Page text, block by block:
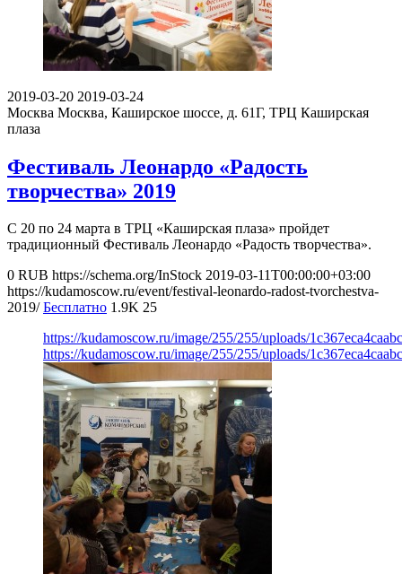
2019-03-20 2019-03-24
Москва Москва, Каширское шоссе, д. 61Г, ТРЦ Каширская
плаза
Фестиваль Леонардо «Радость
творчества» 2019
С 20 по 24 марта в ТРЦ «Каширская плаза» пройдет
традиционный Фестиваль Леонардо «Радость творчества».
0 RUB https://schema.org/InStock 2019-03-11T00:00:00+03:00
https://kudamoscow.ru/event/festival-leonardo-radost-tvorchestva-
2019/ Бесплатно 1.9K 25
https://kudamoscow.ru/image/255/255/uploads/
https://kudamoscow.ru/image/255/255/uploads/